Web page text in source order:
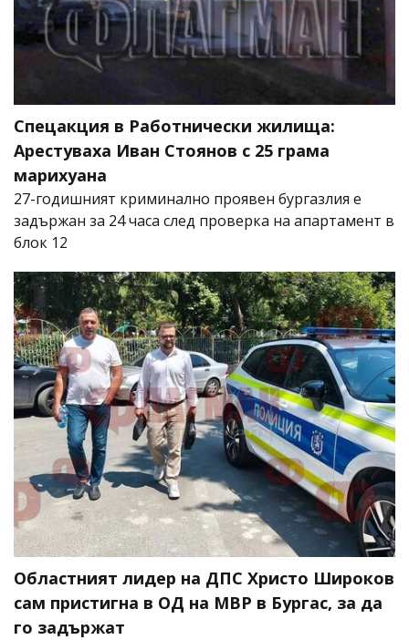
Спецакция в Работнически жилища:
Арестуваха Иван Стоянов с 25 грама
марихуана
27-годишният криминално проявен бургазлия е
задържан за 24 часа след проверка на апартамент в
блок 12
Областният лидер на ДПС Христо Широков
сам пристигна в ОД на МВР в Бургас, за да
го задържат